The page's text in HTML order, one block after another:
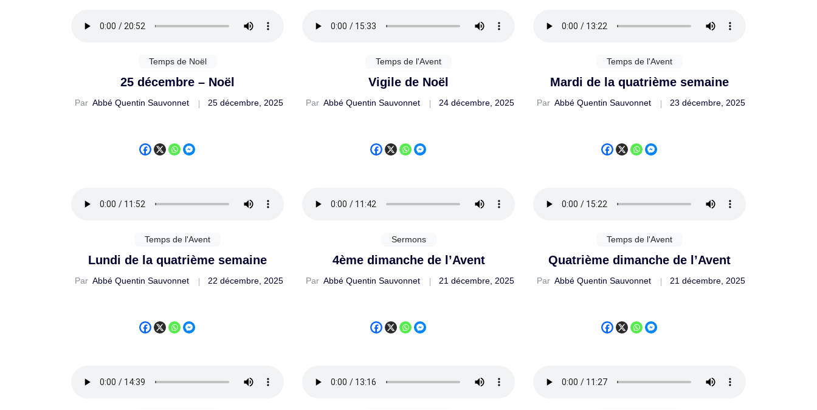
Temps de Noël
25 décembre – Noël
Par Abbé Quentin Sauvonnet 25 décembre, 2025
Temps de l'Avent
Vigile de Noël
Par Abbé Quentin Sauvonnet 24 décembre, 2025
Temps de l'Avent
Mardi de la quatrième semaine
Par Abbé Quentin Sauvonnet 23 décembre, 2025
Temps de l'Avent
Lundi de la quatrième semaine
Par Abbé Quentin Sauvonnet 22 décembre, 2025
Sermons
4ème dimanche de l’Avent
Par Abbé Quentin Sauvonnet 21 décembre, 2025
Temps de l'Avent
Quatrième dimanche de l’Avent
Par Abbé Quentin Sauvonnet 21 décembre, 2025